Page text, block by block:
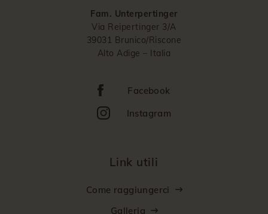
Facebook
Instagram
Fam. Unterpertinger
Via Reipertinger 3/A
39031 Brunico/Riscone
Alto Adige – Italia
Link utili
Come raggiungerci
Galleria